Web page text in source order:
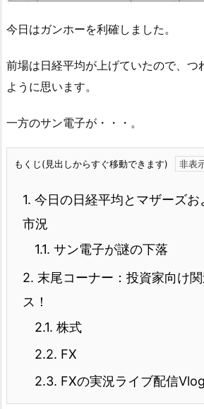
今日はガンホーを利確しました。
前場は日経平均が上げていたので、つ
ように思います。
一方のサン電子が・・・。
もくじ(見出しからすぐ移動できます)
1. 今日の日経平均とマザーズ
市況
1.1. サン電子が謎の下落
2. 末尾コーナー：投資家向け
ス！
2.1. 株式
2.2. FX
2.3. FXの実況ライブ配信Vlog